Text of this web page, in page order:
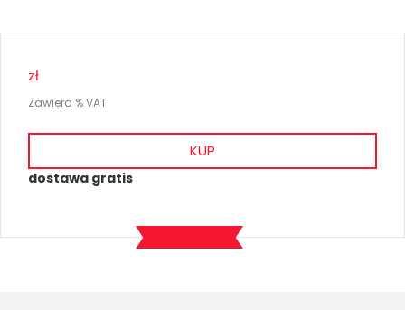
zł
Zawiera % VAT
KUP
dostawa gratis